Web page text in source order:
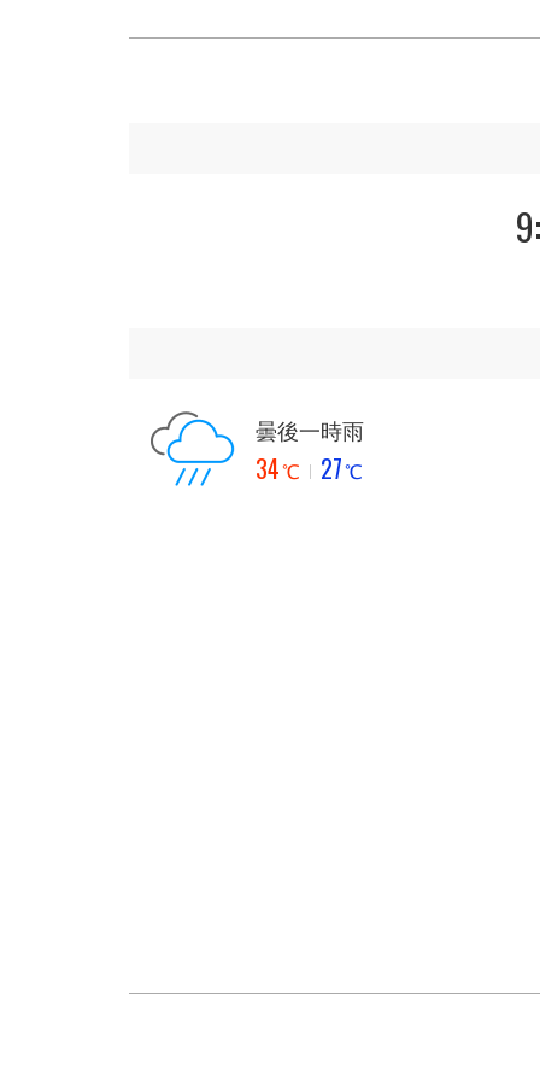
曇後一時雨
34℃ 27℃